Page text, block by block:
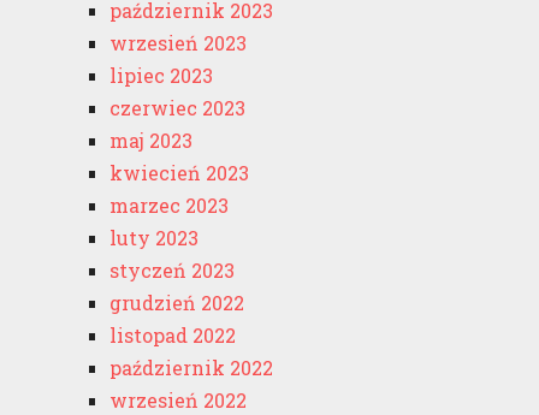
październik 2023
wrzesień 2023
lipiec 2023
czerwiec 2023
maj 2023
kwiecień 2023
marzec 2023
luty 2023
styczeń 2023
grudzień 2022
listopad 2022
październik 2022
wrzesień 2022